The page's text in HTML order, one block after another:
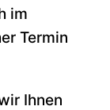
im
Termin
Ihnen